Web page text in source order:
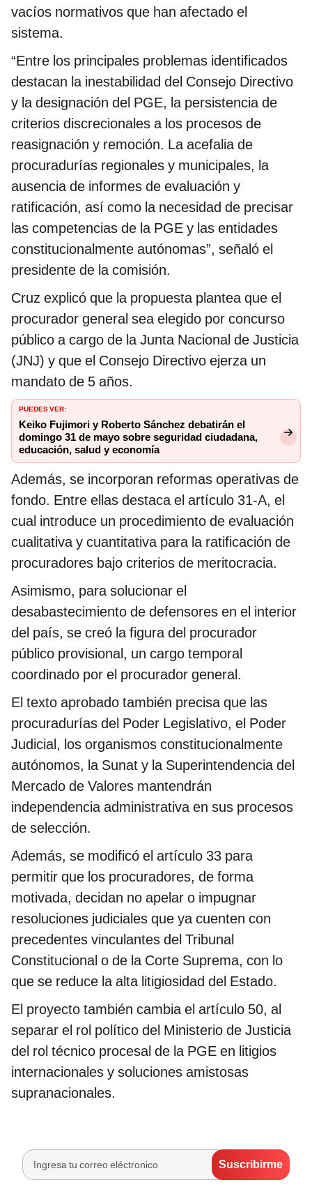
vacíos normativos que han afectado el
sistema.
“Entre los principales problemas identificados
destacan la inestabilidad del Consejo Directivo
y la designación del PGE, la persistencia de
criterios discrecionales a los procesos de
reasignación y remoción. La acefalia de
procuradurías regionales y municipales, la
ausencia de informes de evaluación y
ratificación, así como la necesidad de precisar
las competencias de la PGE y las entidades
constitucionalmente autónomas”, señaló el
presidente de la comisión.
Cruz explicó que la propuesta plantea que el
procurador general sea elegido por concurso
público a cargo de la Junta Nacional de Justicia
(JNJ) y que el Consejo Directivo ejerza un
mandato de 5 años.
PUEDES VER:
Keiko Fujimori y Roberto Sánchez debatirán el
domingo 31 de mayo sobre seguridad ciudadana,
educación, salud y economía
Además, se incorporan reformas operativas de
fondo. Entre ellas destaca el artículo 31-A, el
cual introduce un procedimiento de evaluación
cualitativa y cuantitativa para la ratificación de
procuradores bajo criterios de meritocracia.
Asimismo, para solucionar el
desabastecimiento de defensores en el interior
del país, se creó la figura del procurador
público provisional, un cargo temporal
coordinado por el procurador general.
El texto aprobado también precisa que las
procuradurías del Poder Legislativo, el Poder
Judicial, los organismos constitucionalmente
autónomos, la Sunat y la Superintendencia del
Mercado de Valores mantendrán
independencia administrativa en sus procesos
de selección.
Además, se modificó el artículo 33 para
permitir que los procuradores, de forma
motivada, decidan no apelar o impugnar
resoluciones judiciales que ya cuenten con
precedentes vinculantes del Tribunal
Constitucional o de la Corte Suprema, con lo
que se reduce la alta litigiosidad del Estado.
El proyecto también cambia el artículo 50, al
separar el rol político del Ministerio de Justicia
del rol técnico procesal de la PGE en litigios
internacionales y soluciones amistosas
supranacionales.